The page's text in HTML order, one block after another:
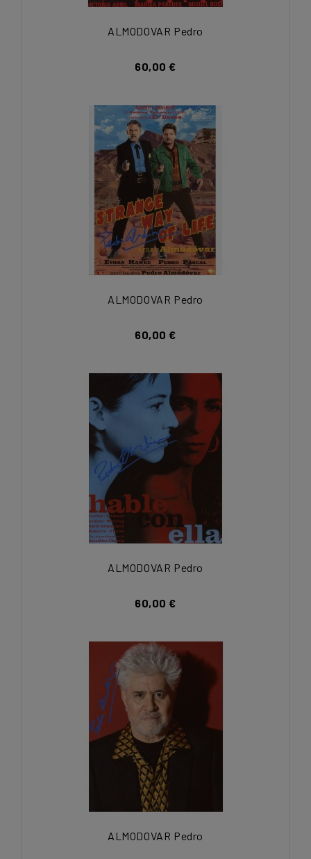
ALMODOVAR Pedro
60,00 €
ALMODOVAR Pedro
60,00 €
ALMODOVAR Pedro
60,00 €
ALMODOVAR Pedro